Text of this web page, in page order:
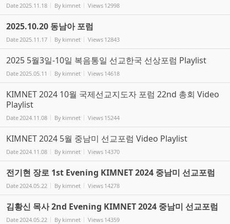
Date2025.11.18 By kimnet Views 12998
2025.10.20 동남아 포럼
Date2025.11.17 By kimnet Views 12843
2025 5월3일-10일 복음통일 선교한국 선상포럼 Playlist
Date2025.05.11 By kimnet Views 14618
KIMNET 2024 10월 국제선교지도자 포럼 22nd 총회 Video
Playlist
Date2024.11.08 By kimnet Views 15244
KIMNET 2024 5월 중남미 선교포럼 Video Playlist
Date2024.11.08 By kimnet Views 14370
전기현 장로 1st Evening KIMNET 2024 중남미 선교포럼
Date2024.05.22 By kimnet Views 14278
김황신 목사 2nd Evening KIMNET 2024 중남미 선교포럼
Date2024.05.22 By kimnet Views 14359